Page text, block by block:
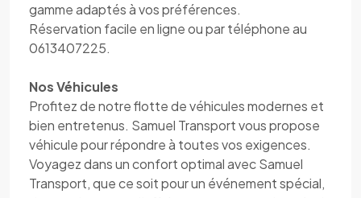
gamme adaptés à vos préférences.
Réservation facile en ligne ou par téléphone au
0613407225.
Nos Véhicules
Profitez de notre flotte de véhicules modernes et
bien entretenus. Samuel Transport vous propose
véhicule pour répondre à toutes vos exigences.
Voyagez dans un confort optimal avec Samuel
Transport, que ce soit pour un événement spécial,